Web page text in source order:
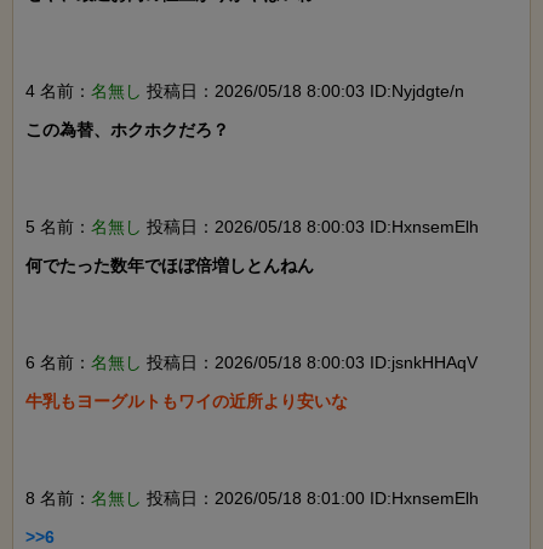
4 名前： 名無し 投稿日：2026/05/18 8:00:03 ID:Nyjdgte/n
この為替、ホクホクだろ？
5 名前： 名無し 投稿日：2026/05/18 8:00:03 ID:HxnsemElh
何でたった数年でほぼ倍増しとんねん
6 名前： 名無し 投稿日：2026/05/18 8:00:03 ID:jsnkHHAqV
牛乳もヨーグルトもワイの近所より安いな
8 名前： 名無し 投稿日：2026/05/18 8:01:00 ID:HxnsemElh
>>6